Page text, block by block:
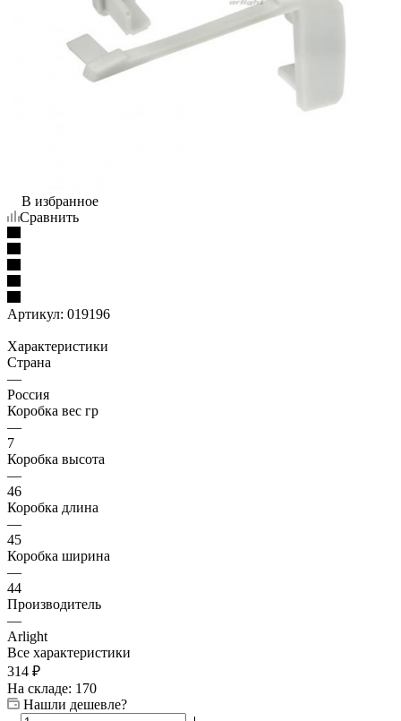
В избранное
Сравнить
Артикул: 019196
Характеристики
Страна
—
Россия
Коробка вес гр
—
7
Коробка высота
—
46
Коробка длина
—
45
Коробка ширина
—
44
Производитель
—
Arlight
Все характеристики
314 ₽
На складе: 170
Нашли дешевле?